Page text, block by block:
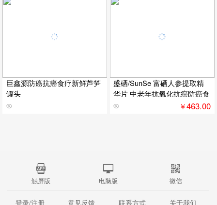
巨鑫源防癌抗癌食疗新鲜芦笋
罐头
盛硒/SunSe 富硒人参提取精
华片 中老年抗氧化抗癌防癌食
￥463.00
触屏版 电脑版 微信
登录/注册 意见反馈 联系方式 关于我们